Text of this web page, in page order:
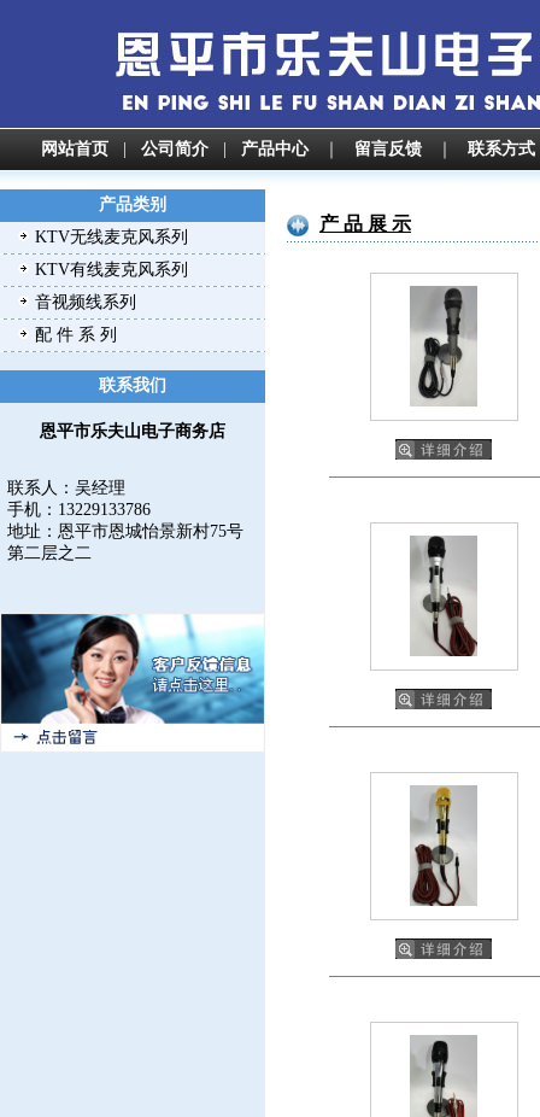
网站首页 公司简介 产品中心 留言反馈 联系方式
产品类别
KTV无线麦克风系列
KTV有线麦克风系列
音视频线系列
配 件 系 列
联系我们
恩平市乐夫山电子商务店
联系人：吴经理
手机：13229133786
地址： 恩平市恩城怡景新村75号
第二层之二
产 品 展 示